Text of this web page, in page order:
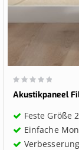
Wertung:
0%
Akustikpaneel
Feste Größe
Einfache